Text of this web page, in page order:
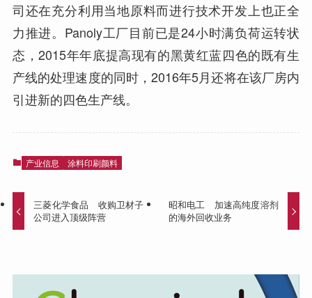
司还在充分利用当地原料而进行技术开发上也正全
力推进。Panoly工厂目前已是24小时满负荷运转状
态，2015年年底提高现有的黑黄红蓝四色的既有生
产线的处理速度的同时，2016年5月还将在该厂房内
引进新的四色生产线。
产业信息 涂料印刷颜料
三菱化学食品 收购卫材子
公司进入顶级阵营
昭和电工 加速高纯度溶剂
的海外回收业务